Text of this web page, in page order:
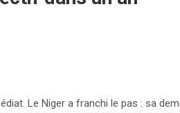
Le Niger a franchi le pas : sa